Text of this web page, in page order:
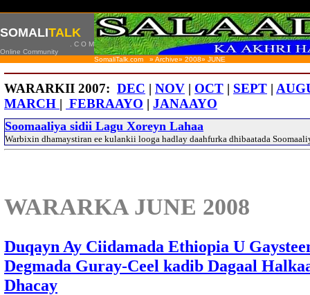
SOMALITALK
. C O M
Online Community
SomaliTalk.com » Archive» 2008» JUNE
WARARKII 2007: DEC | NOV | OCT | SEPT |
MARCH | FEBRAAYO | JANAAYO
Soomaaliya sidii Lagu Xoreyn Lahaa
Warbixin dhamaystiran ee kulankii looga hadlay daahfurka dhibaatada
WARARKA JUNE 2008
Duqayn Ay Ciidamada Ethiopia U
Degmada Guray-Ceel kadib Dagaal
Dhacay